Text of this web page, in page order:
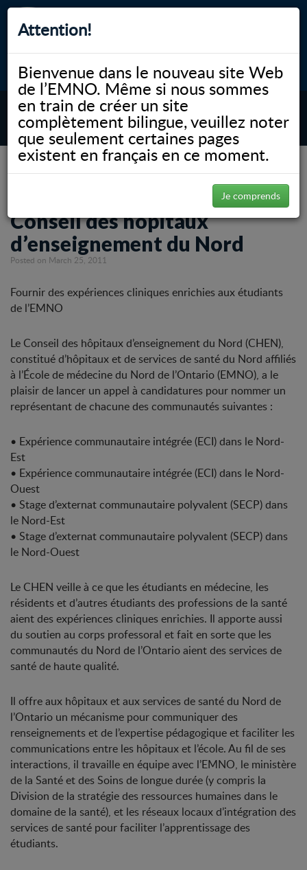
Attention!
Bienvenue dans le nouveau site Web
de l’EMNO. Même si nous sommes
en train de créer un site
complètement bilingue, veuillez noter
que seulement certaines pages
existent en français en ce moment.
Je comprends
myNOSM Accessibilité A- A+ English
MENU
NOSM.ca News
Communiqués
Appel à candidatures du
Conseil des hôpitaux
d’enseignement du Nord
Posted on March 25, 2011
Fournir des expériences cliniques enrichies aux étudiants
de l’EMNO
Le Conseil des hôpitaux d’enseignement du Nord (CHEN),
constitué d’hôpitaux et de services de santé du Nord affiliés
à l’École de médecine du Nord de l’Ontario (EMNO), a le
plaisir de lancer un appel à candidatures pour nommer un
représentant de chacune des communautés suivantes :
• Expérience communautaire intégrée (ECI) dans le Nord-
Est
• Expérience communautaire intégrée (ECI) dans le Nord-
Ouest
• Stage d’externat communautaire polyvalent (SECP) dans
le Nord-Est
• Stage d’externat communautaire polyvalent (SECP) dans
le Nord-Ouest
Le CHEN veille à ce que les étudiants en médecine, les
résidents et d’autres étudiants des professions de la santé
aient des expériences cliniques enrichies. Il apporte aussi
du soutien au corps professoral et fait en sorte que les
communautés du Nord de l’Ontario aient des services de
santé de haute qualité.
Il offre aux hôpitaux et aux services de santé du Nord de
l’Ontario un mécanisme pour communiquer des
renseignements et de l’expertise pédagogique et faciliter les
communications entre les hôpitaux et l’école. Au fil de ses
interactions, il travaille en équipe avec l’EMNO, le ministère
de la Santé et des Soins de longue durée (y compris la
Division de la stratégie des ressources humaines dans le
domaine de la santé), et les réseaux locaux d’intégration des
services de santé pour faciliter l’apprentissage des
étudiants.